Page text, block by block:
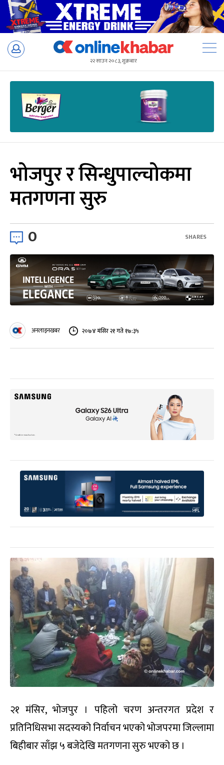
Skip
२२ साउन २०८३, शुक्रबार
भोजपुर र सिन्धुपाल्चोकमा
मतगणना सुरु
0 SHARES
अनलाइनखबर २०७४ मंसिर २१ गते १७:३५
२१ मंसिर, भोजपुर । पहिलो चरण अन्तरगत प्रदेश र
प्रतिनिधिसभा सदस्यको निर्वाचन भएको भोजपरमा जिल्लामा
बिहीबार साँझ ५ बजेदेखि मतगणना सुरु भएको छ ।